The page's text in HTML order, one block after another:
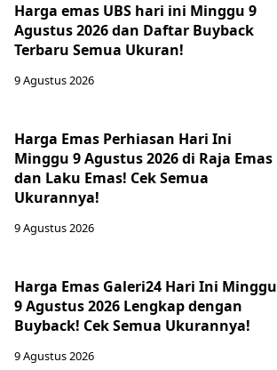
Harga emas UBS hari ini Minggu 9
Agustus 2026 dan Daftar Buyback
Terbaru Semua Ukuran!
9 Agustus 2026
Harga Emas Perhiasan Hari Ini
Minggu 9 Agustus 2026 di Raja Emas
dan Laku Emas! Cek Semua
Ukurannya!
9 Agustus 2026
Harga Emas Galeri24 Hari Ini Minggu
9 Agustus 2026 Lengkap dengan
Buyback! Cek Semua Ukurannya!
9 Agustus 2026